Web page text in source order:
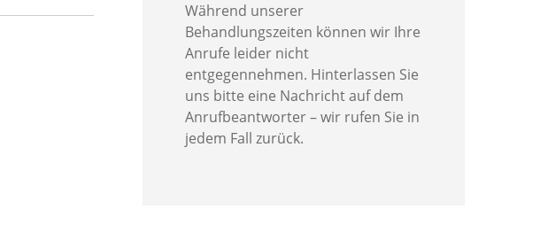
Während unserer
Behandlungszeiten können wir Ihre
Anrufe leider nicht
entgegennehmen. Hinterlassen Sie
uns bitte eine Nachricht auf dem
Anrufbeantworter – wir rufen Sie in
jedem Fall zurück.